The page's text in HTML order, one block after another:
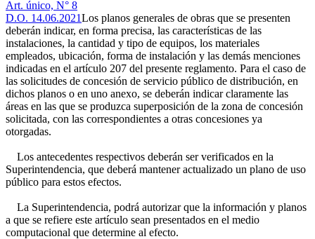
Art. único, N° 8
D.O. 14.06.2021Los planos generales de obras que se presenten
deberán indicar, en forma precisa, las características de las
instalaciones, la cantidad y tipo de equipos, los materiales
empleados, ubicación, forma de instalación y las demás menciones
indicadas en el artículo 207 del presente reglamento. Para el caso de
las solicitudes de concesión de servicio público de distribución, en
dichos planos o en uno anexo, se deberán indicar claramente las
áreas en las que se produzca superposición de la zona de concesión
solicitada, con las correspondientes a otras concesiones ya
otorgadas.
Los antecedentes respectivos deberán ser verificados en la
Superintendencia, que deberá mantener actualizado un plano de uso
público para estos efectos.
La Superintendencia, podrá autorizar que la información y planos
a que se refiere este artículo sean presentados en el medio
computacional que determine al efecto.